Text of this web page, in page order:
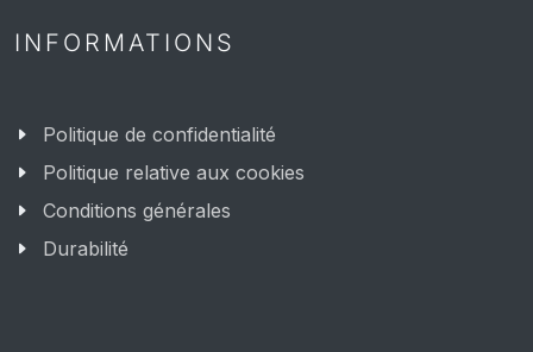
INFORMATIONS
Politique de confidentialité
Politique relative aux cookies
Conditions générales
Durabilité